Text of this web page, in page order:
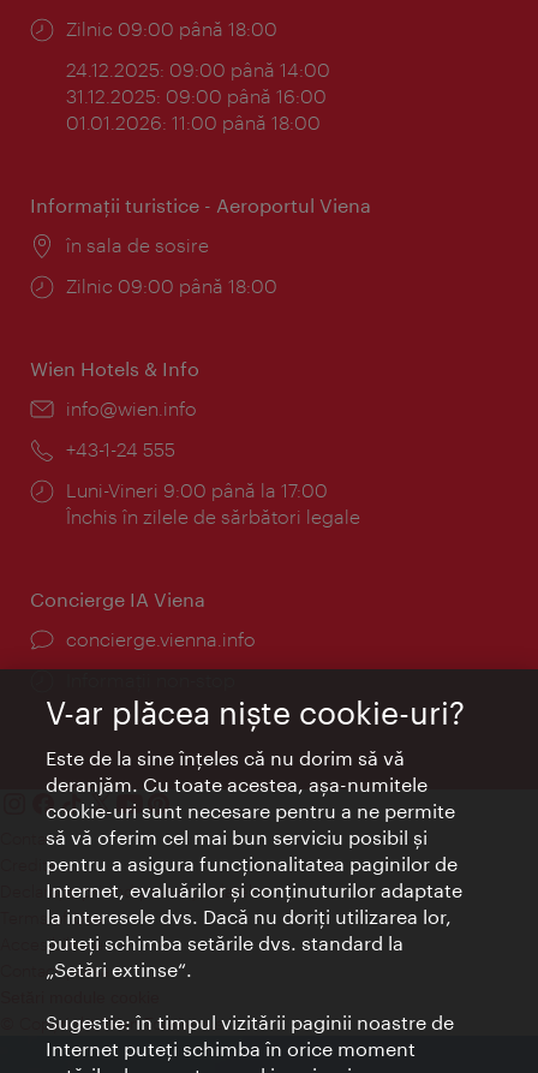
Program:
Zilnic 09:00 până 18:00
24.12.2025: 09:00 până 14:00
31.12.2025: 09:00 până 16:00
01.01.2026: 11:00 până 18:00
Informaţii turistice - Aeroportul Viena
Locul:
în sala de sosire
Program:
Zilnic 09:00 până 18:00
Wien Hotels & Info
E-
info@wien.info
Telefon:
+43-1-24 555
Program:
Luni-Vineri 9:00 până la 17:00
Închis în zilele de sărbători legale
Concierge IA Viena
concierge.vienna.info
Contact
Credits
Declaraţie privind protecţia datelor
Terms of Use
Accesibilitate
Contact presa
© Copyright Wien Tourismus
V-ar plăcea nişte cookie-uri?
Este de la sine înţeles că nu dorim să vă
deranjăm. Cu toate acestea, aşa-numitele
cookie-uri sunt necesare pentru a ne permite
să vă oferim cel mai bun serviciu posibil şi
pentru a asigura funcţionalitatea paginilor de
Internet, evaluărilor şi conţinuturilor adaptate
la interesele dvs. Dacă nu doriţi utilizarea lor,
puteţi schimba setările dvs. standard la
„Setări extinse“.
Sugestie: în timpul vizitării paginii noastre de
Internet puteţi schimba în orice moment